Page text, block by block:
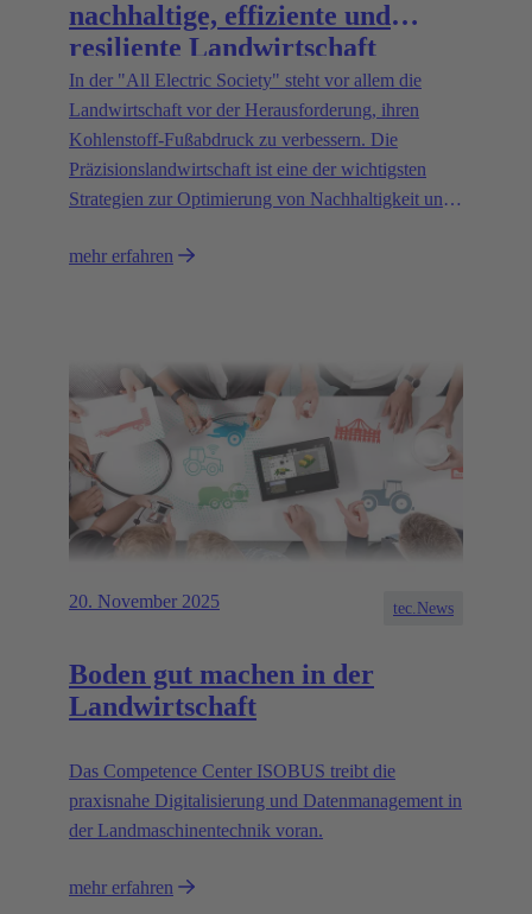
nachhaltige, effiziente und
resiliente Landwirtschaft
In der "All Electric Society" steht vor allem die
Landwirtschaft vor der Herausforderung, ihren
Kohlenstoff-Fußabdruck zu verbessern. Die
Präzisionslandwirtschaft ist eine der wichtigsten
Strategien zur Optimierung von Nachhaltigkeit und
mehr erfahren
20. November 2025 tec.News
Boden gut machen in der
Landwirtschaft
Das Competence Center ISOBUS treibt die
praxisnahe Digitalisierung und Datenmanagement in
der Landmaschinentechnik voran.
mehr erfahren